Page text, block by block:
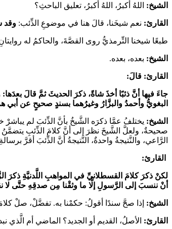
الشيخ: اللهُ أكبرُ، اللهُ أكبرُ، تعليق الباحثِ؟
القارئ: نعم شيخَنا، قالَ هنا في موضوعِ الذِّئب: وقد
طبعًا شيخنا التِّرمذيُّ روى القصَّةَ، والحاكمُ له
الشيخ: بعده، بعده.
القارئ: قالَ:
جاءَ فيها أنَّ ذئبًا أخذَ شاةً، ذكرَ الحديثَ ثمَّ قالَ
البغويُّ وأحمدُ والبزَّارُ وغيرُهما بسندٍ صحيحٍ عن أبي
الشيخ: يختلفُ عمَّا ذكرَه الشَّيخُ بأنَّ الذِّئبَ لم يباشرْ
صحيحةٌ، ولعلَّ الشَّيخَ نظرَ إلى أنَّ كلامَ الذِّئبِ
الرَّاعي، والنَّتيجةُ واحدةٌ، النَّتيجةُ أنَّ الذِّئبَ أقرَّ
القارئ:
لكنْ ذكرَ كلامَ القسطلانيِّ في المواهبِ اللَّدنيَّةِ ذكرَ
أنْ ننسبَ إلى الرَّسولِ إلَّا ما وثقْنا مِن صدقِهِ حتَّى
الشيخ: إذا صحَّ سندًا أقولُ: حكمْنا به. تفضَّلْ، صلْ
القارئ: الأصلُ، القديم أو الجديد؟ الماضي أم الَّذي